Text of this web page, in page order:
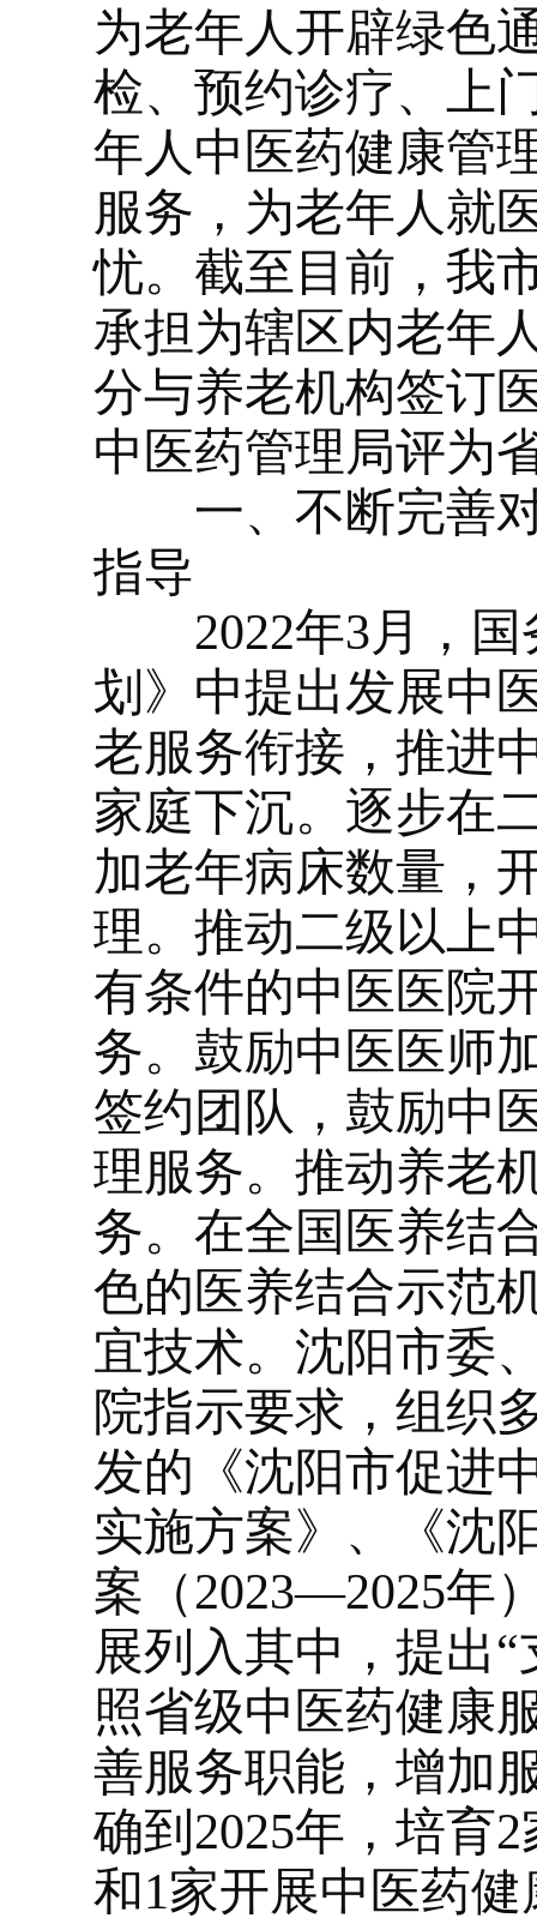
为老年人开辟绿色
检、预约诊疗、上
年人中医药健康管
服务，为老年人就
忧。截至目前，我
承担为辖区内老年
分与养老机构签订
中医药管理局评为
一、不断完善
指导
2022年3月，国
划》中提出发展中
老服务衔接，推进
家庭下沉。逐步在
加老年病床数量，
理。推动二级以上
有条件的中医医院
务。鼓励中医医师
签约团队，鼓励中
理服务。推动养老
务。在全国医养结
色的医养结合示范
宜技术。沈阳市委
院指示要求，组织
发的《沈阳市促进
实施方案》、《沈
案（2023—2025年
展列入其中，提出
照省级中医药健康
善服务职能，增加
确到2025年，培育
和1家开展中医药